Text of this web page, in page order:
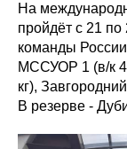
На
пройдёт с 21 по
команды
МССУОР 1 (в/к
кг),
В резерве -